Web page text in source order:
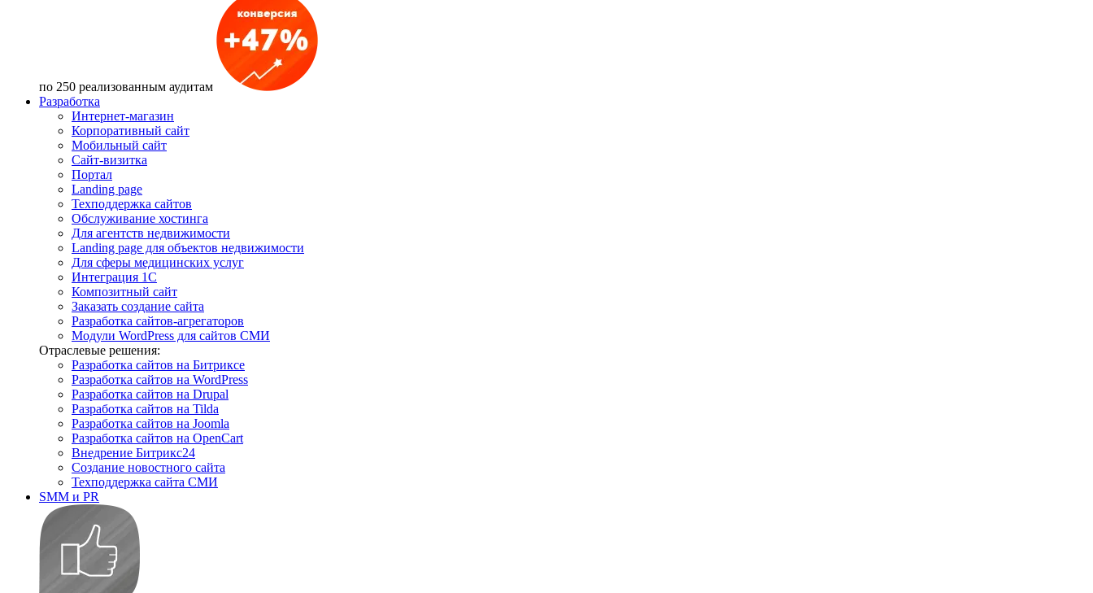
по 250 реализованным аудитам
Разработка
Интернет-магазин
Корпоративный сайт
Мобильный сайт
Сайт-визитка
Портал
Landing page
Техподдержка сайтов
Обслуживание хостинга
Для агентств недвижимости
Landing page для объектов недвижимости
Для сферы медицинских услуг
Интеграция 1С
Композитный сайт
Заказать создание сайта
Разработка сайтов-агрегаторов
Модули WordPress для сайтов СМИ
Отраслевые решения:
Разработка сайтов на Битриксе
Разработка сайтов на WordPress
Разработка сайтов на Drupal
Разработка сайтов на Tilda
Разработка сайтов на Joomla
Разработка сайтов на OpenCart
Внедрение Битрикс24
Создание новостного сайта
Техподдержка сайта СМИ
SMM и PR